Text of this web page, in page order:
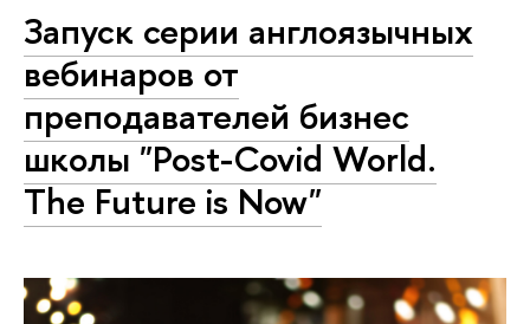
Запуск серии англоязычных
вебинаров от
преподавателей бизнес
школы "Post-Covid World.
The Future is Now"